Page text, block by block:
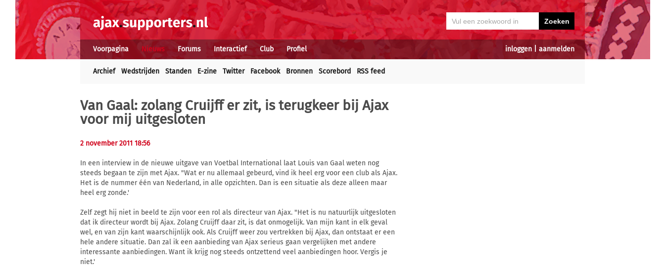
inloggen aanmelden
Voorpagina Nieuws Forums Interactief Club Profiel
Archief Wedstrijden Standen E-zine Twitter Facebook Bronnen Scorebord RSS feed
Van Gaal: zolang Cruijff er zit, is terugkeer bij Ajax
voor mij uitgesloten
2 november 2011 18:56
In een interview in de nieuwe uitgave van Voetbal International laat Louis van Gaal weten nog
steeds begaan te zijn met Ajax. "Wat er nu allemaal gebeurd, vind ik heel erg voor een club als Ajax.
Het is de nummer één van Nederland, in alle opzichten. Dan is een situatie als deze alleen maar
heel erg zonde.'
Zelf zegt hij niet in beeld te zijn voor een rol als directeur van Ajax. "Het is nu natuurlijk uitgesloten
dat ik directeur wordt bij Ajax. Zolang Cruijff daar zit, is dat onmogelijk. Van mijn kant in elk geval
wel, en van zijn kant waarschijnlijk ook. Als Cruijff weer zou vertrekken bij Ajax, dan ontstaat er een
hele andere situatie. Dan zal ik een aanbieding van Ajax serieus gaan vergelijken met andere
interessante aanbiedingen. Want ik krijg nog steeds ontzettend veel aanbiedingen hoor. Vergis je
niet.'